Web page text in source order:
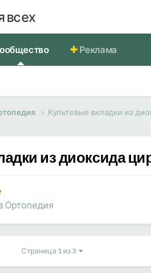
всех
Реклама
Культевые вкладки из
из диоксида
Ортопедия
Страница 1 из 3